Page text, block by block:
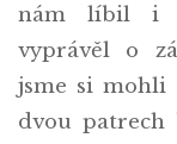
nám líbil i
vyprávěl o
jsme si mohli
dvou patrech